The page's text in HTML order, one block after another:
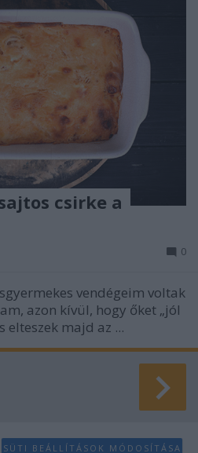
csirke a
0
vendégeim voltak
azon kívül, hogy őket „jól
elteszek majd az ...
SÜTI BEÁLLÍTÁSOK MÓDOSÍTÁSA